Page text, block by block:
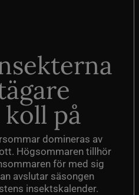
på
domineras av
Högsommaren tillhör
för med sig
avslutar säsongen
insektskalender.